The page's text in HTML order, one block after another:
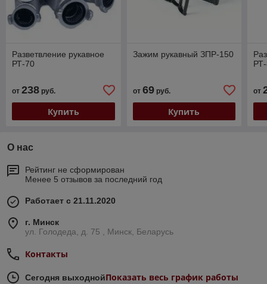
Разветвление рукавное
РТ-70
от 238 руб.
Купить
Зажим рукавный ЗПР-150
от 69руб.
Купить
от
О нас
Рейтинг не сформирован
Менее 5 отзывов за последний год
Работает с 21.11.2020
г. Минск
ул. Голодеда, д. 75 , Минск, Беларусь
Контакты
Сегодня выходнойПоказать весь график работы